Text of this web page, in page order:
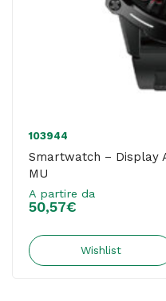
103944
Smartwatch – Display
MU
A partire da
50,57€
Wishlist